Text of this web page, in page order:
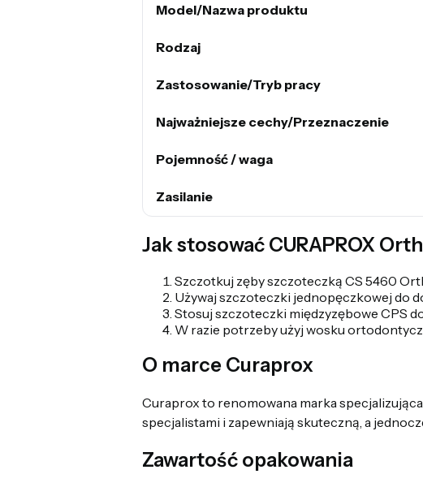
Model/Nazwa produktu
Rodzaj
Zastosowanie/Tryb pracy
Najważniejsze cechy/Przeznaczenie
Pojemność / waga
Zasilanie
Jak stosować CURAPROX
Szczotkuj zęby szczoteczką CS 5460
Używaj szczoteczki jednopęczkowej do
Stosuj szczoteczki międzyzębowe CPS
W razie potrzeby użyj wosku
O marce Curaprox
Curaprox to renomowana marka
specjalistami i zapewniają skuteczną, a
Zawartość opakowania